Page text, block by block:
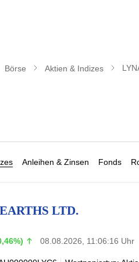
Börse Aktien & Indizes
Anleihen & Zinsen Fonds
LTD.
08.08.2026, 11:06:16 Uhr